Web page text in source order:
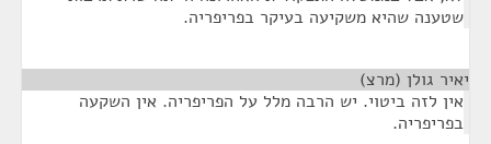
שטענה שהיא משקיעה בעיקר בפריפריה.
יאיר גולן (מרצ)
אין לזה ביטוי. יש הרבה מלל על הפריפריה. אין השקעה
בפריפריה.